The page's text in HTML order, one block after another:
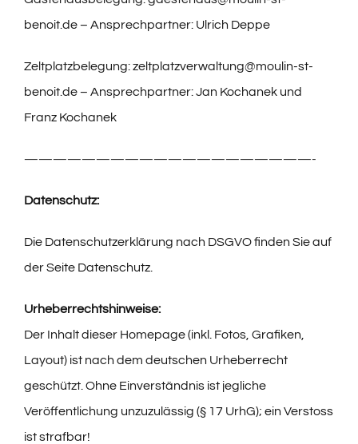
benoit.de– Ansprechpartner: Ulrich Deppe
Zeltplatzbelegung:zeltplatzverwaltung@moulin-st-
benoit.de– Ansprechpartner: Jan Kochanek und
Franz Kochanek
————————————————————-
Datenschutz:
Die Datenschutzerklärung nach DSGVO finden Sie auf
der Seite Datenschutz
Urheberrechtshinweise:
Der Inhalt dieser Homepage (inkl. Fotos, Grafiken,
Layout) ist nach dem deutschen Urheberrecht
geschützt. Ohne Einverständnis ist jegliche
Veröffentlichung unzuzulässig (§ 17 UrhG); ein Verstoss
ist strafbar!